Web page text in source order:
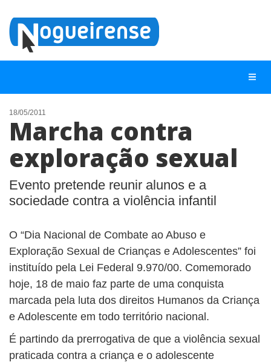
NOTÍCIAS
LISTA DIGITAL
QUEM SOMOS
18/05/2011
Marcha contra
exploração sexual
Evento pretende reunir alunos e a
sociedade contra a violência infantil
O “Dia Nacional de Combate ao Abuso e
Exploração Sexual de Crianças e Adolescentes” foi
instituído pela Lei Federal 9.970/00. Comemorado
hoje, 18 de maio faz parte de uma conquista
marcada pela luta dos direitos Humanos da Criança
e Adolescente em todo território nacional.
É partindo da prerrogativa de que a violência sexual
praticada contra a criança e o adolescente